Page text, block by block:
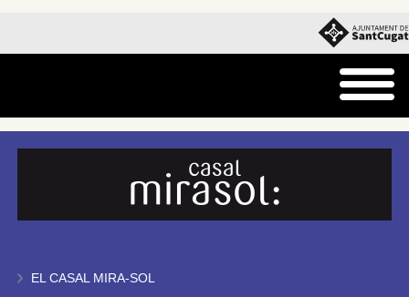
EL CASAL MIRA-SOL